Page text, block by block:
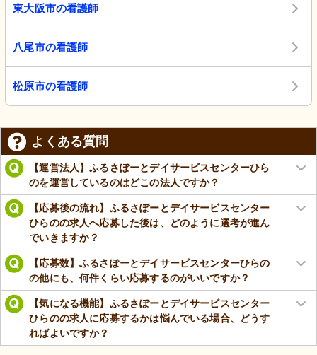
東大阪市の看護師
八尾市の看護師
松原市の看護師
よくある質問
【運営法人】ふるさぽーとデイサービスセンターひら
のを運営しているのはどこの法人ですか？
【応募後の流れ】ふるさぽーとデイサービスセンター
ひらのの求人へ応募した後は、どのように選考が進ん
でいきますか？
【応募数】ふるさぽーとデイサービスセンターひらの
の他にも、何件くらい応募するのがいいですか？
【気になる機能】ふるさぽーとデイサービスセンター
ひらのの求人に応募するかは悩んでいる場合、どうす
ればよいですか？